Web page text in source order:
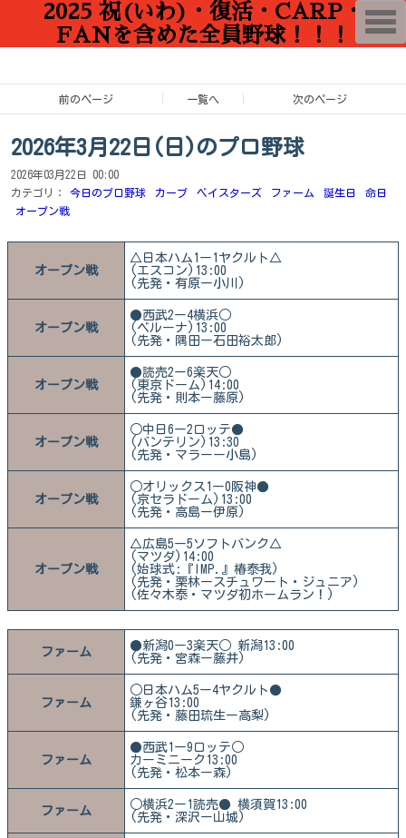
2025 祝(いわ)・復活・CARP・
FANを含めた全員野球！！！
前のページ 一覧へ 次のページ
2026年3月22日(日)のプロ野球
2026年03月22日 00:00
カテゴリ：
今日のプロ野球 カープ ベイスターズ ファーム 誕生日
命日
オープン戦
オープン戦
△日本ハム1ー1ヤクルト△
(エスコン)13:00
(先発・有原ー小川)
オープン戦
●西武2ー4横浜○
(ベルーナ)13:00
(先発・隅田ー石田裕太郎)
オープン戦
●読売2ー6楽天○
(東京ドーム)14:00
(先発・則本ー藤原)
オープン戦
○中日6ー2ロッテ●
(バンテリン)13:30
(先発・マラーー小島)
オープン戦
○オリックス1ー0阪神●
(京セラドーム)13:00
(先発・高島ー伊原)
オープン戦
△広島5ー5ソフトバンク△
(マツダ)14:00
(始球式:『IMP.』椿泰我)
(先発・栗林ースチュワート・ジュニア)
(佐々木泰・マツダ初ホームラン！)
ファーム
●新潟0ー3楽天○ 新潟13:00
(先発・宮森ー藤井)
ファーム
○日本ハム5ー4ヤクルト●
鎌ヶ谷13:00
(先発・藤田琉生ー高梨)
ファーム
●西武1ー9ロッテ○
カーミニーク13:00
(先発・松本ー森)
ファーム
○横浜2ー1読売● 横須賀13:00
(先発・深沢ー山城)
T
o
g
e
a
i